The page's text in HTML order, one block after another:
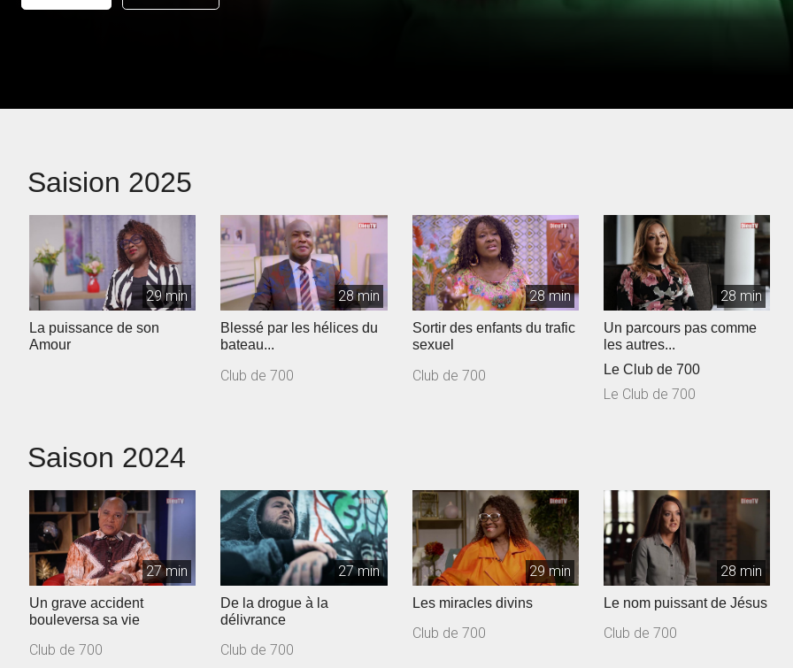
Saision 2025
29 min
La puissance de son
Amour
28 min
Blessé par les hélices du
bateau...
Club de 700
28 min
Sortir des enfants du trafic
sexuel
Club de 700
28 min
Un parcours pas comme
les autres...
Le Club de 700
Le Club de 700
Saison 2024
27 min
Un grave accident
bouleversa sa vie
Club de 700
27 min
De la drogue à la
délivrance
Club de 700
29 min
Les miracles divins
Club de 700
28 min
Le nom puissant de Jésus
Club de 700